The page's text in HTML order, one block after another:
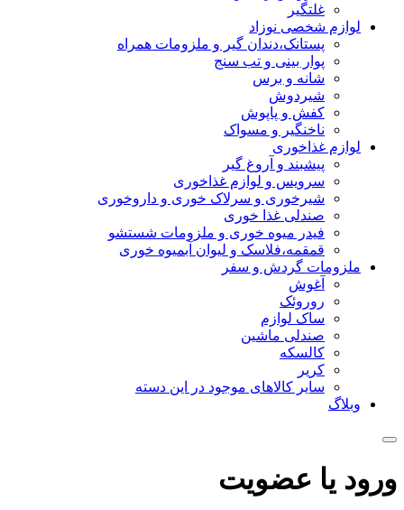
غلتگیر
لوازم شخصی نوزاد
پستانک،دندان گیر و ملزومات همراه
پوار بینی و تب سنج
شانه و برس
شیردوش
کفش و پاپوش
ناخنگیر و مسواک
لوازم غذاخوری
پیشبند و آروغ گیر
سرویس و لوازم غذاخوری
شیرخوری و سرلاک خوری و داروخوری
صندلی غذا خوری
فیدر میوه خوری و ملزومات شستشو
قمقمه،فلاسک و لیوان آبمیوه خوری
ملزومات گردش و سفر
آغوش
روروئک
ساک لوازم
صندلی ماشین
کالسکه
کریر
سایر کالاهای موجود در این دسته
وبلاگ
ورود یا عضویت